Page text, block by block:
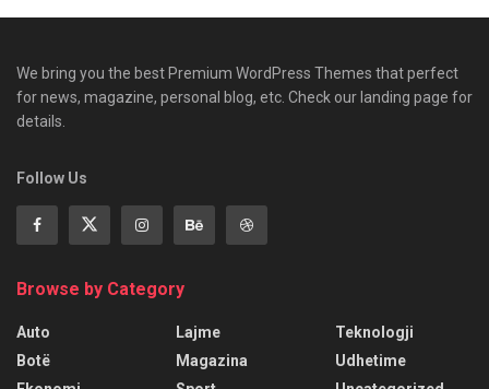
We bring you the best Premium WordPress Themes that perfect
for news, magazine, personal blog, etc. Check our landing page for
details.
Follow Us
Browse by Category
Auto
Botë
Lajme
Magazina
Teknologji
Udhetime